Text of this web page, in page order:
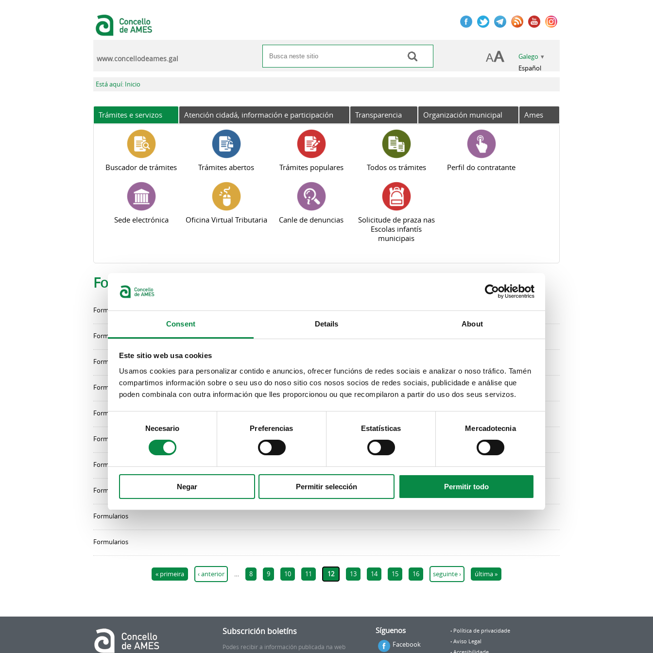
Consent Details About
Este sitio web usa cookies
Usamos cookies para personalizar contido e anuncios, ofrecer funcións de redes sociais e analizar o noso tráfico. Tamén
compartimos información sobre o seu uso do noso sitio cos nosos socios de redes sociais, publicidade e análise que
poden combinala con outra información que lles proporcionou ou que recompilaron a partir do uso dos seus servizos.
Selection
Necesario Preferencias Estatísticas Mercadotecnia
Negar Permitir selección Permitir todo
Formulario de busca
Buscar
Galego
Español
www.concellodeames.gal
Vostede está aquí
Está aquí: Inicio
Trámites e servizos Atención cidadá, información e participación Transparencia Organización municipal Ames
Buscador de trámites Trámites abertos Trámites populares Todos os trámites Perfil do contratante
Sede electrónica Oficina Virtual Tributaria Canle de denuncias
Solicitude de praza nas
Escolas infantís
municipais
Formularios
Formularios
Formularios
Formularios
Formularios
Formularios
Formularios
Formularios
Formularios
Formularios
Formularios
« primeira ‹ anterior … 8 9 10 11 12 13 14 15 16 seguinte › última »
Subscrición boletíns
Podes recibir a información publicada na web
Síguenos
Facebook
Política de privacidade
Aviso Legal